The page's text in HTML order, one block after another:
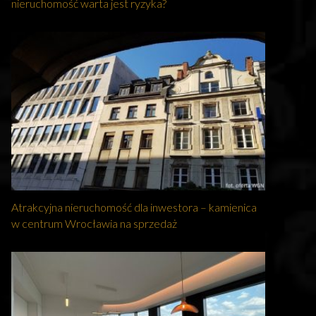
nieruchomość warta jest ryzyka?
Atrakcyjna nieruchomość dla inwestora – kamienica
w centrum Wrocławia na sprzedaż